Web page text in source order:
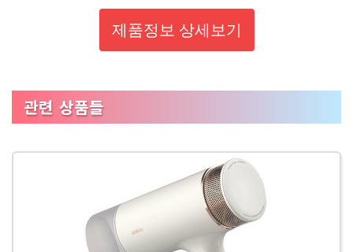
제품정보 상세보기
관련 상품들